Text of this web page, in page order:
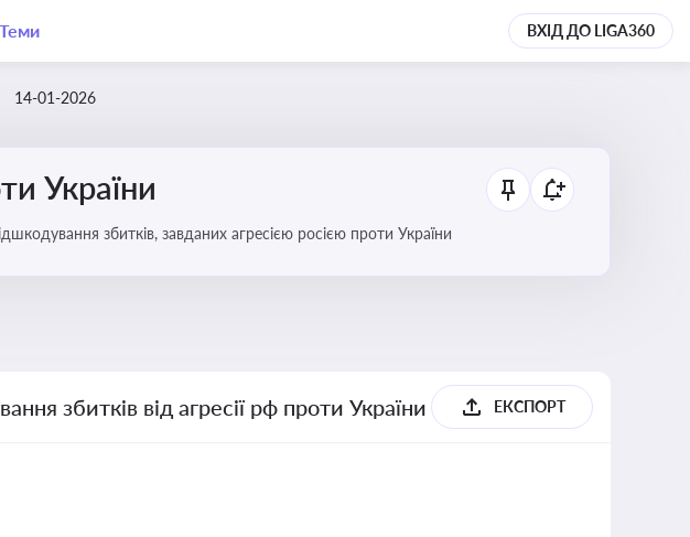
ВХІД ДО LIGA360
14-01-2026
України
збитків, завданих агресією росією проти України
збитків від агресії рф проти України ЕКСПОРТ